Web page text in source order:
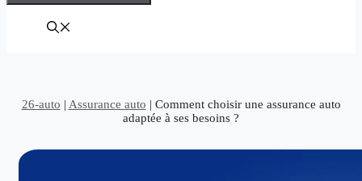
26-auto | Assurance auto | Comment choisir une assurance auto
adaptée à ses besoins ?